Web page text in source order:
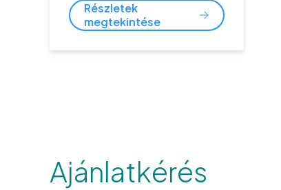
Részletek
megtekintése
Ajánlatkérés